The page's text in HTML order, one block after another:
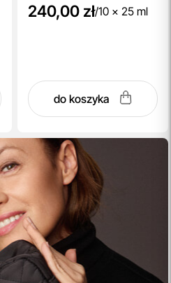
240,00 zł/10 x 25 ml
do koszyka